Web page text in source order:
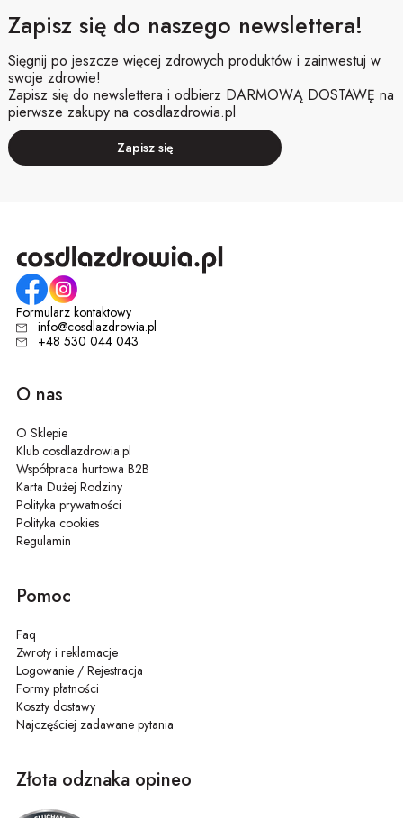
Zapisz się do naszego newslettera!
Sięgnij po jeszcze więcej zdrowych produktów i zainwestuj w
swoje zdrowie!
Zapisz się do newslettera i odbierz DARMOWĄ DOSTAWĘ na
pierwsze zakupy na cosdlazdrowia.pl
Zapisz się
Formularz kontaktowy
info@cosdlazdrowia.pl
+48 530 044 043
O nas
O Sklepie
Klub cosdlazdrowia.pl
Współpraca hurtowa B2B
Karta Dużej Rodziny
Polityka prywatności
Polityka cookies
Regulamin
Pomoc
Faq
Zwroty i reklamacje
Logowanie / Rejestracja
Formy płatności
Koszty dostawy
Najczęściej zadawane pytania
Złota odznaka opineo